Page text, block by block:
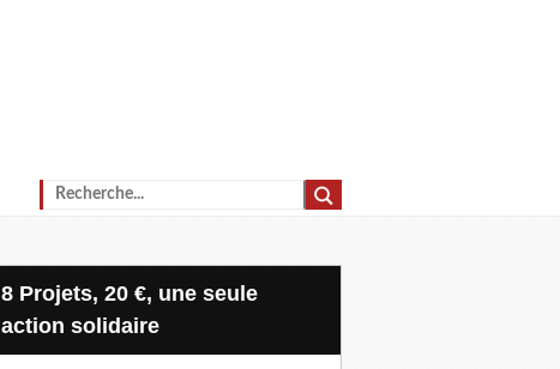
8 Projets, 20 €, une seule
action solidaire